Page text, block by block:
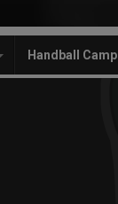
Handball Camp